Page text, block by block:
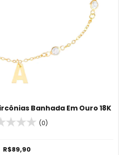
Banhada Em Ouro 18K
(0)
R$89,90